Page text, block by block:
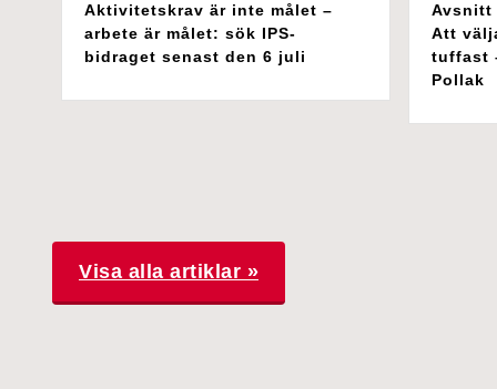
Aktivitetskrav är inte målet –
arbete är målet: sök IPS-
bidraget senast den 6 juli
Avsnitt
Att
tuffast
Pollak
Visa alla artiklar »